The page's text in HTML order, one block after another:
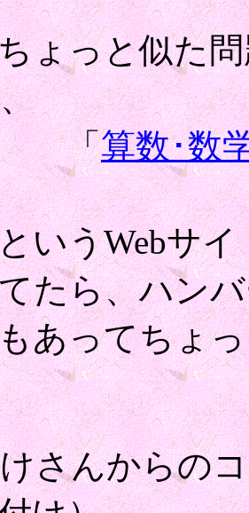
ょっと似た問
算数･数
サイト
たら、ハン
ちょっと
んからのコ